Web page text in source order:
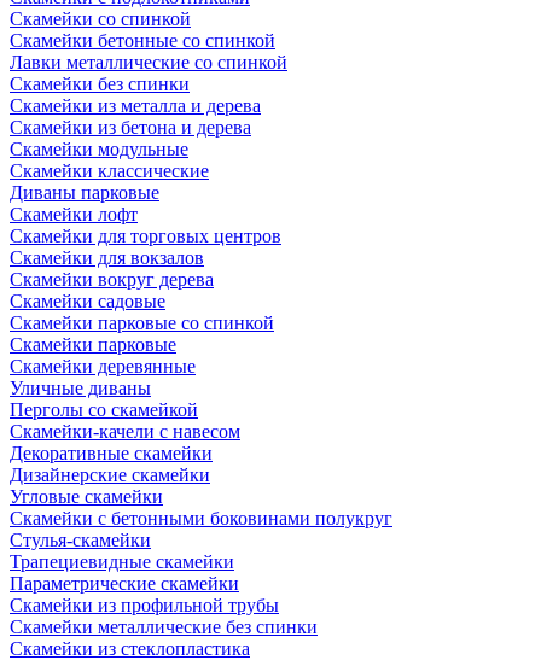
Скамейки со спинкой
Скамейки бетонные со спинкой
Лавки металлические со спинкой
Скамейки без спинки
Скамейки из металла и дерева
Скамейки из бетона и дерева
Скамейки модульные
Скамейки классические
Диваны парковые
Скамейки лофт
Скамейки для торговых центров
Скамейки для вокзалов
Скамейки вокруг дерева
Скамейки садовые
Скамейки парковые со спинкой
Скамейки парковые
Скамейки деревянные
Уличные диваны
Перголы со скамейкой
Скамейки-качели с навесом
Декоративные скамейки
Дизайнерские скамейки
Угловые скамейки
Скамейки с бетонными боковинами полукруг
Стулья-скамейки
Трапециевидные скамейки
Параметрические скамейки
Скамейки из профильной трубы
Скамейки металлические без спинки
Скамейки из стеклопластика